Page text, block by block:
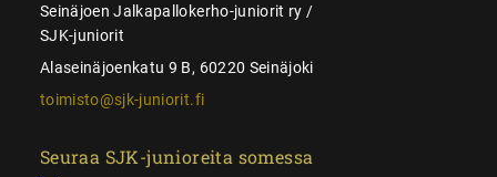
Seinäjoen Jalkapallokerho-juniorit ry /
SJK-juniorit
Alaseinäjoenkatu 9 B, 60220 Seinäjoki
toimisto@sjk-juniorit.fi
Seuraa SJK-junioreita somessa